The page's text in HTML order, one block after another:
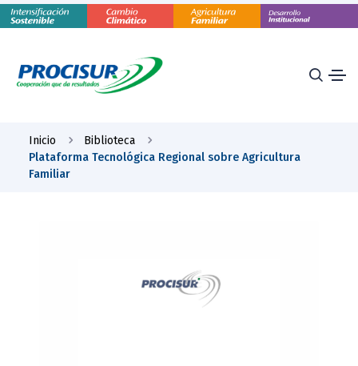
Inicio
Biblioteca
Plataforma Tecnológica Regional sobre Agricultura
Familiar